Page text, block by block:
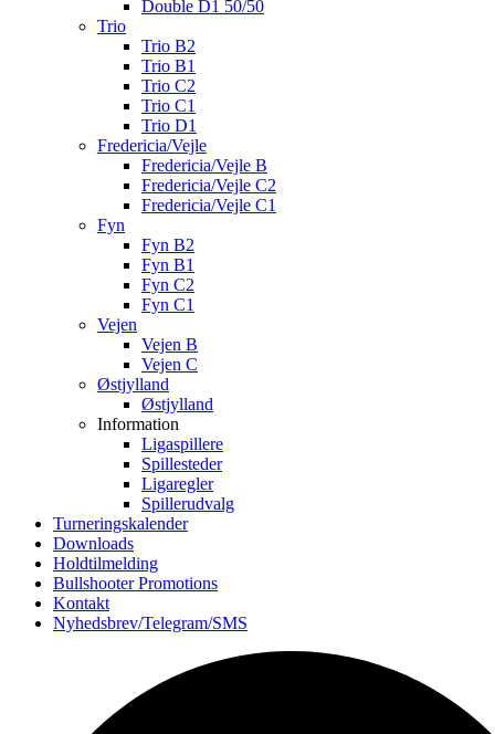
Double D1 50/50
Trio
Trio B2
Trio B1
Trio C2
Trio C1
Trio D1
Fredericia/Vejle
Fredericia/Vejle B
Fredericia/Vejle C2
Fredericia/Vejle C1
Fyn
Fyn B2
Fyn B1
Fyn C2
Fyn C1
Vejen
Vejen B
Vejen C
Østjylland
Østjylland
Information
Ligaspillere
Spillesteder
Ligaregler
Spillerudvalg
Turneringskalender
Downloads
Holdtilmelding
Bullshooter Promotions
Kontakt
Nyhedsbrev/Telegram/SMS